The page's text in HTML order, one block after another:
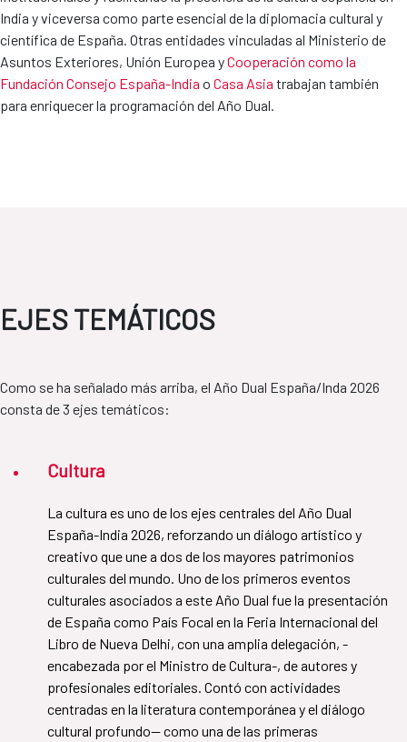
India y viceversa como parte esencial de la diplomacia cultural y
científica de España. Otras entidades vinculadas al Ministerio de
Asuntos Exteriores, Unión Europea yCooperación como la
Fundación Consejo España-India o Casa Asia trabajan también
para enriquecer la programación del Año Dual.
EJES TEMÁTICOS
Como se ha señalado más arriba, el Año Dual España/Inda 2026
consta de 3 ejes temáticos:
Cultura
La cultura es uno de los ejes centrales del Año Dual
España-India 2026, reforzando un diálogo artístico y
creativo que une a dos de los mayores patrimonios
culturales del mundo. Uno de los primeros eventos
culturales asociados a este Año Dual fue la presentación
de España como País Focal en la Feria Internacional del
Libro de Nueva Delhi, con una amplia delegación, -
encabezada por el Ministro de Cultura-, de autores y
profesionales editoriales. Contó con actividades
centradas en la literatura contemporánea y el diálogo
cultural profundo— como una de las primeras